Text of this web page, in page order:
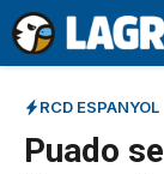
Saltar
al
contenido
RCD ESPANYOL
Puado